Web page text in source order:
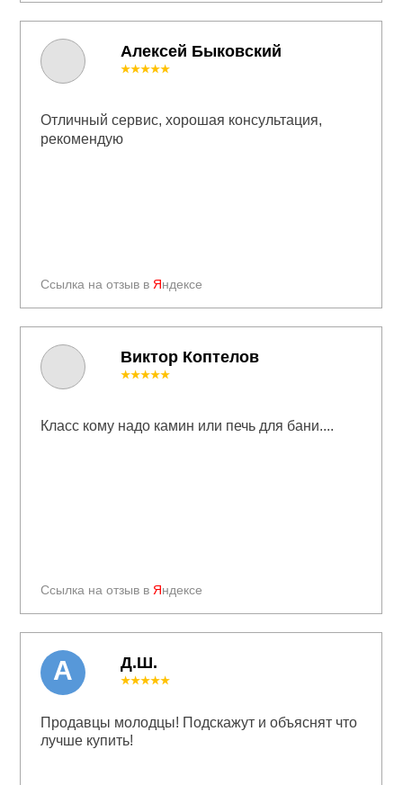
Алексей Быковский
Ссылка на отзыв в Яндексе
★★★★★
Отличный сервис, хорошая консультация,
рекомендую
Ссылка на отзыв в Яндексе
★★★★★
Класс кому надо камин или печь для бани....
Д.Ш.
★★★★★
Продавцы молодцы! Подскажут и объяснят что
лучше купить!
А
Виктор Коптелов